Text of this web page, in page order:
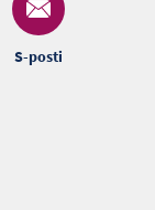
S-posti